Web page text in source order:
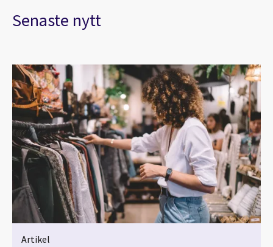
Senaste nytt
Artikel